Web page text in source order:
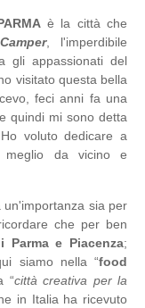
è la città che
, l'imperdibile
gli appassionati del
visitato questa bella
feci anni fa una
quindi mi sono detta
voluto dedicare a
meglio da vicino e
sia per
che per ben
Parma e Piacenza;
siamo nella “food
“città creativa per la
in Italia ha ricevuto